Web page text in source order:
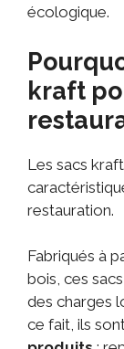
écologique.
kraft
Les sacs
restauration.
Fabriqués à
bois, ces
des charges
ce fait, ils